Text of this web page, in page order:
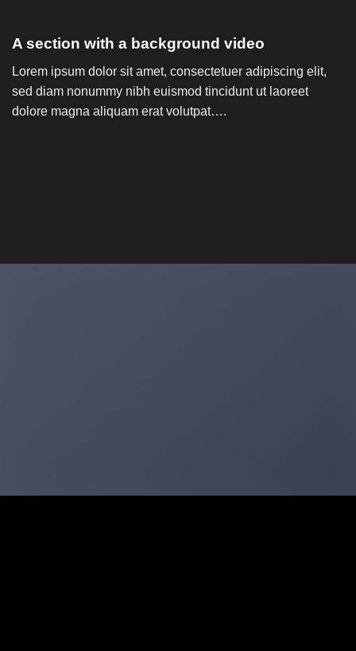
A section with a background video
Lorem ipsum dolor sit amet, consectetuer adipiscing elit,
sed diam nonummy nibh euismod tincidunt ut laoreet
dolore magna aliquam erat volutpat….